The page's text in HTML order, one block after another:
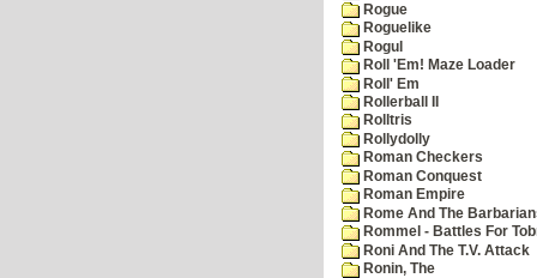
Rogue
Roguelike
Rogul
Roll 'Em! Maze Loader
Roll' Em
Rollerball II
Rolltris
Rollydolly
Roman Checkers
Roman Conquest
Roman Empire
Rome And The
Rommel - Battles For
Roni And The T.V. Attack
Ronin, The